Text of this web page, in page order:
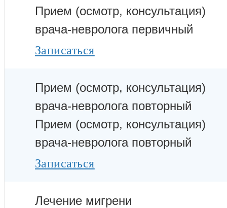
Прием (осмотр, консультация)
врача-невролога первичный
Записаться
Прием (осмотр, консультация)
врача-невролога повторный
Прием (осмотр, консультация)
врача-невролога повторный
Записаться
Лечение мигрени